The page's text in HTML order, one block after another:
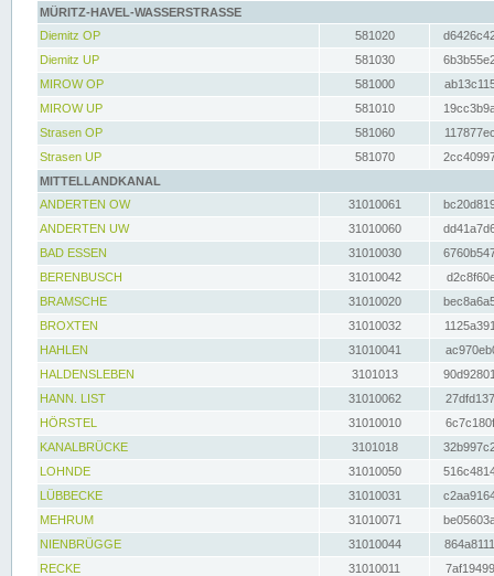
MÜRITZ-HAVEL-WASSERSTRASSE
Diemitz OP
581020
Diemitz UP
581030
MIROW OP
581000
MIROW UP
581010
Strasen OP
581060
Strasen UP
581070
MITTELLANDKANAL
ANDERTEN OW
31010061
ANDERTEN UW
31010060
BAD ESSEN
31010030
BERENBUSCH
31010042
BRAMSCHE
31010020
BROXTEN
31010032
HAHLEN
31010041
HALDENSLEBEN
3101013
HANN. LIST
31010062
HÖRSTEL
31010010
KANALBRÜCKE
3101018
LOHNDE
31010050
LÜBBECKE
31010031
MEHRUM
31010071
NIENBRÜGGE
31010044
RECKE
31010011